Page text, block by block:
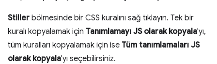
Stiller bölmesinde bir CSS kuralını sağ tıklayın. Tek bir
kuralı kopyalamak için Tanımlamayı JS olarak kopyala'yı,
tüm kuralları kopyalamak için ise Tüm tanımlamaları JS
olarak kopyala'yı seçebilirsiniz.